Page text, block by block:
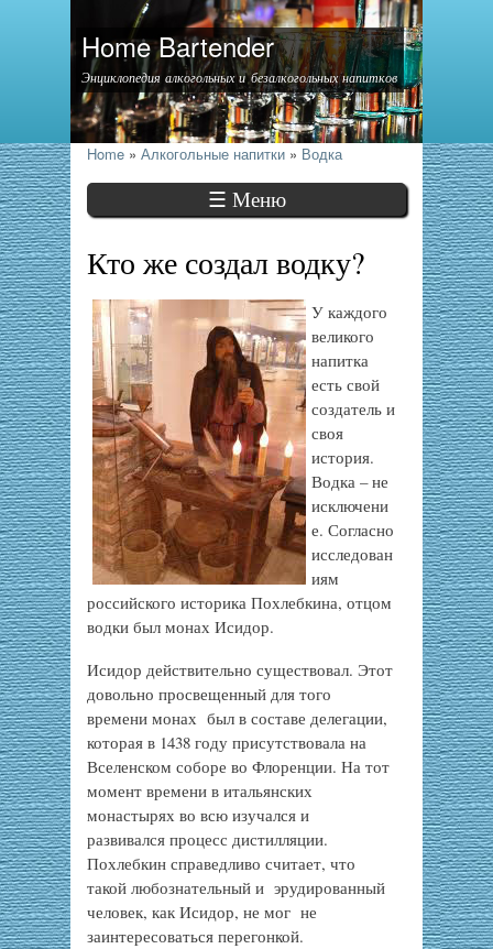
Home Bartender
Энциклопедия алкогольных и безалкогольных напитков
Home » Алкогольные напитки » Водка
☰ Меню
Кто же создал водку?
У каждого
великого
напитка
есть свой
создатель и
своя
история.
Водка – не
исключени
е. Согласно
исследован
иям
российского историка Похлебкина, отцом
водки был монах Исидор.
Исидор действительно существовал. Этот
довольно просвещенный для того
времени монах был в составе делегации,
которая в 1438 году присутствовала на
Вселенском соборе во Флоренции. На тот
момент времени в итальянских
монастырях во всю изучался и
развивался процесс дистилляции.
Похлебкин справедливо считает, что
такой любознательный и эрудированный
человек, как Исидор, не мог не
заинтересоваться перегонкой.